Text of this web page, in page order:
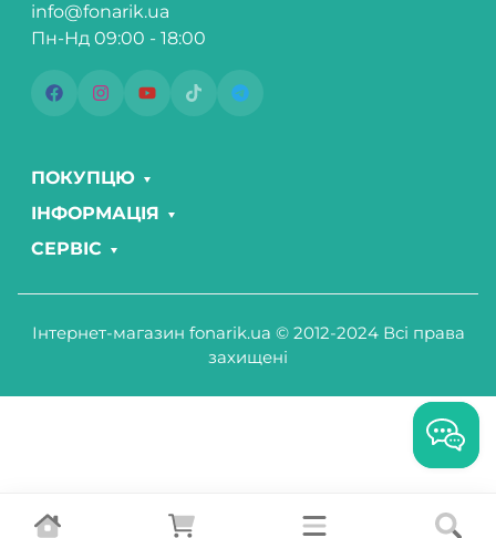
info@fonarik.ua
Пн-Нд 09:00 - 18:00
ПОКУПЦЮ
ІНФОРМАЦІЯ
СЕРВІС
Інтернет-магазин fonarik.ua © 2012-2024 Всі права
захищені